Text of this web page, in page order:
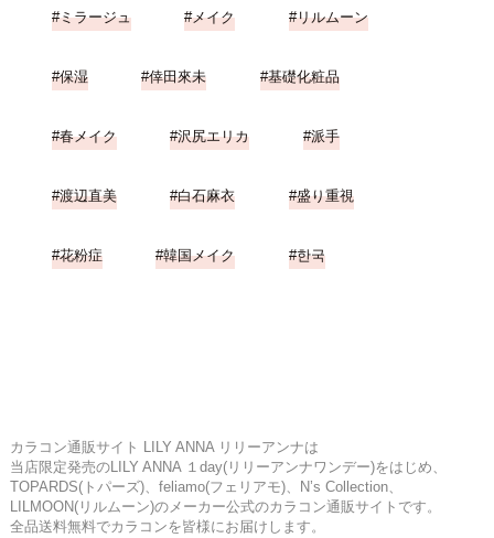
ミラージュ メイク リルムーン
保湿 倖田來未 基礎化粧品
春メイク 沢尻エリカ 派手
渡辺直美 白石麻衣 盛り重視
花粉症 韓国メイク 한국
カラコン通販サイト LILY ANNA リリーアンナは
当店限定発売のLILY ANNA １day(リリーアンナワンデー)をはじめ、
TOPARDS(トパーズ)、feliamo(フェリアモ)、N’s Collection、
LILMOON(リルムーン)のメーカー公式のカラコン通販サイトです。
全品送料無料でカラコンを皆様にお届けします。